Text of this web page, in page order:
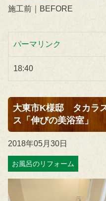
施工前｜BEFORE
パーマリンク
18:40
大東市K様邸 タカラ
ス「伸びの美浴室」
2018年05月30日
お風呂のリフォーム